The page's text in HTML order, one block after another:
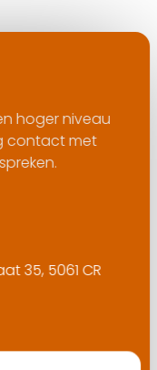
hoger niveau
contact met
35, 5061 CR